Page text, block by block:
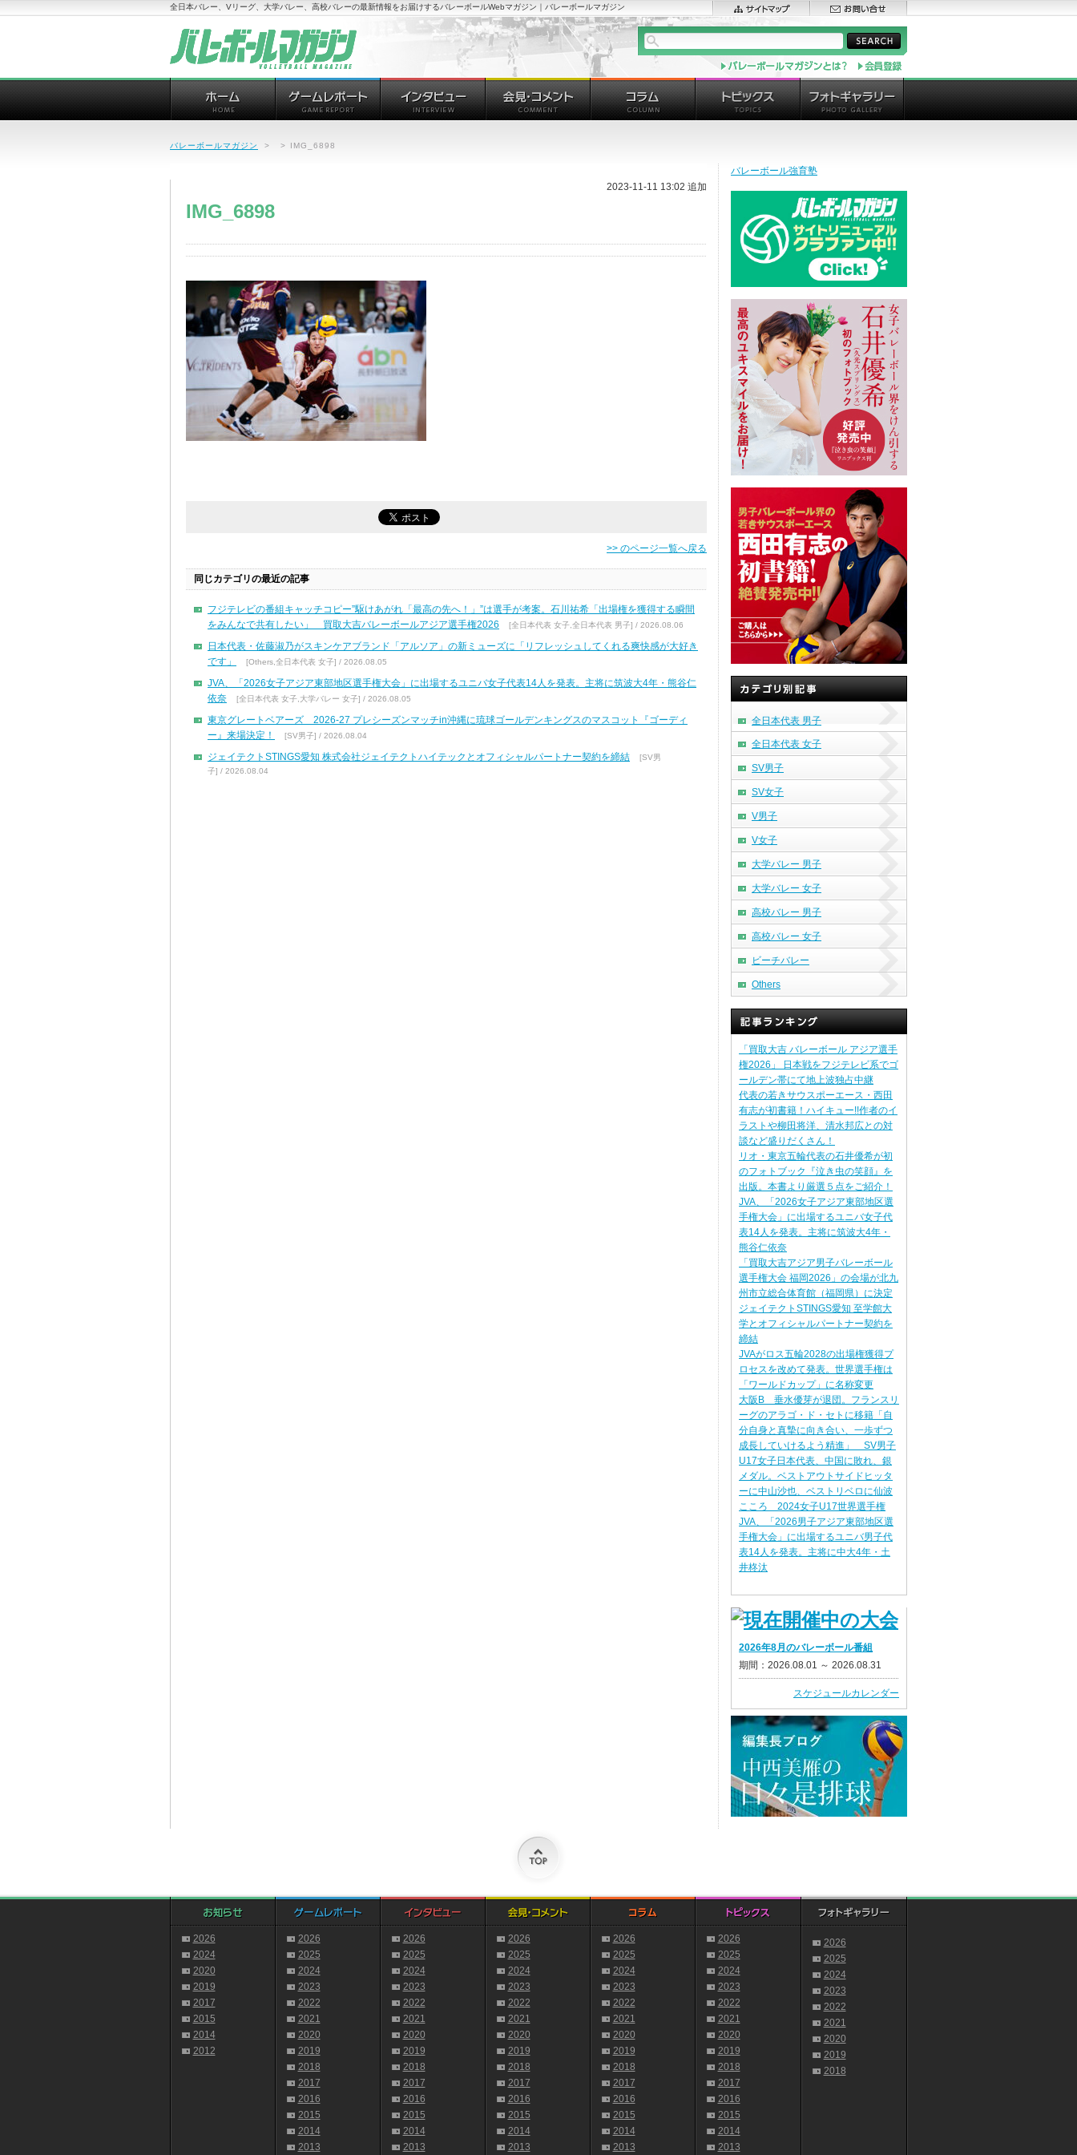
全日本バレー、Vリーグ、大学バレー、高校バレーの最新情報をお届けするバレーボールWebマガジン｜バレーボールマガジン
バレーボールマガジン > > IMG_6898
2023-11-11 13:02 追加
IMG_6898
>> のページ一覧へ戻る
同じカテゴリの最近の記事
フジテレビの番組キャッチコピー”駆けあがれ「最高の先へ！」”は選手が考案。石川祐希「出場権を獲得する瞬間
をみんなで共有したい」 買取大吉バレーボールアジア選手権2026
[全日本代表 女子,全日本代表 男子] / 2026.08.06
日本代表・佐藤淑乃がスキンケアブランド「アルソア」の新ミューズに「リフレッシュしてくれる爽快感が大好き
です」
[Others,全日本代表 女子] / 2026.08.05
JVA、「2026女子アジア東部地区選手権大会」に出場するユニバ女子代表14人を発表。主将に筑波大4年・熊谷仁
依奈
[全日本代表 女子,大学バレー 女子] / 2026.08.05
東京グレートベアーズ 2026-27 プレシーズンマッチin沖縄に琉球ゴールデンキングスのマスコット『ゴーディ
ー』来場決定！
[SV男子] / 2026.08.04
ジェイテクトSTINGS愛知 株式会社ジェイテクトハイテックとオフィシャルパートナー契約を締結 [SV男
子] / 2026.08.04
バレーボール強育塾
全日本代表 男子
全日本代表 女子
SV男子
SV女子
V男子
V女子
大学バレー 男子
大学バレー 女子
高校バレー 男子
高校バレー 女子
ビーチバレー
Others
「買取大吉 バレーボール アジア選手
権2026」 日本戦をフジテレビ系でゴ
ールデン帯にて地上波独占中継
代表の若きサウスポーエース・西田
有志が初書籍！ハイキュー!!作者のイ
ラストや柳田将洋、清水邦広との対
談など盛りだくさん！
リオ・東京五輪代表の石井優希が初
のフォトブック『泣き虫の笑顔』を
出版。本書より厳選５点をご紹介！
JVA、「2026女子アジア東部地区選
手権大会」に出場するユニバ女子代
表14人を発表。主将に筑波大4年・
熊谷仁依奈
「買取大吉アジア男子バレーボール
選手権大会 福岡2026」の会場が北九
州市立総合体育館（福岡県）に決定
ジェイテクトSTINGS愛知 至学館大
学とオフィシャルパートナー契約を
締結
JVAがロス五輪2028の出場権獲得プ
ロセスを改めて発表。世界選手権は
「ワールドカップ」に名称変更
大阪B 垂水優芽が退団。フランスリ
ーグのアラゴ・ド・セトに移籍「自
分自身と真摯に向き合い、一歩ずつ
成長していけるよう精進」 SV男子
U17女子日本代表、中国に敗れ、銀
メダル。ベストアウトサイドヒッタ
ーに中山沙也、ベストリベロに仙波
こころ 2024女子U17世界選手権
JVA、「2026男子アジア東部地区選
手権大会」に出場するユニバ男子代
表14人を発表。主将に中大4年・土
井柊汰
2026年8月のバレーボール番組
期間：2026.08.01 ～ 2026.08.31
スケジュールカレンダー
2026
2024
2020
2019
2017
2015
2014
2012
2026
2025
2024
2023
2022
2021
2020
2019
2018
2017
2016
2015
2014
2013
2026
2025
2024
2023
2022
2021
2020
2019
2018
2017
2016
2015
2014
2013
2026
2025
2024
2023
2022
2021
2020
2019
2018
2017
2016
2015
2014
2013
2026
2025
2024
2023
2022
2021
2020
2019
2018
2017
2016
2015
2014
2013
2026
2025
2024
2023
2022
2021
2020
2019
2018
2017
2016
2015
2014
2013
2026
2025
2024
2023
2022
2021
2020
2019
2018